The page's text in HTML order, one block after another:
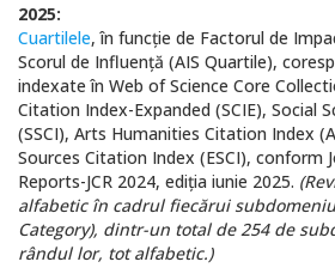
2025:
Cuartilele, în funcție de Factorul de
Scorul de Influență (AIS Quartile),
indexate în Web of Science Core
Citation Index-Expanded (SCIE), Social
(SSCI), Arts Humanities Citation Index
Sources Citation Index (ESCI), conform
Reports-JCR 2024, ediția iunie 2025.
alfabetic în cadrul fiecărui
Category), dintr-un total de 254 de
rândul lor, tot alfabetic.)